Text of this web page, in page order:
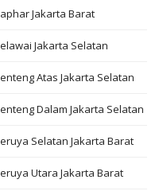
Jakarta Barat
Jakarta Selatan
Atas Jakarta Selatan
Dalam Jakarta Selatan
Selatan Jakarta Barat
Utara Jakarta Barat